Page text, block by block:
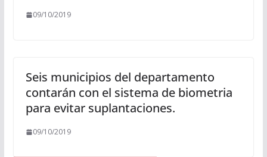
09/10/2019
Seis municipios del departamento
contarán con el sistema de biometria
para evitar suplantaciones.
09/10/2019